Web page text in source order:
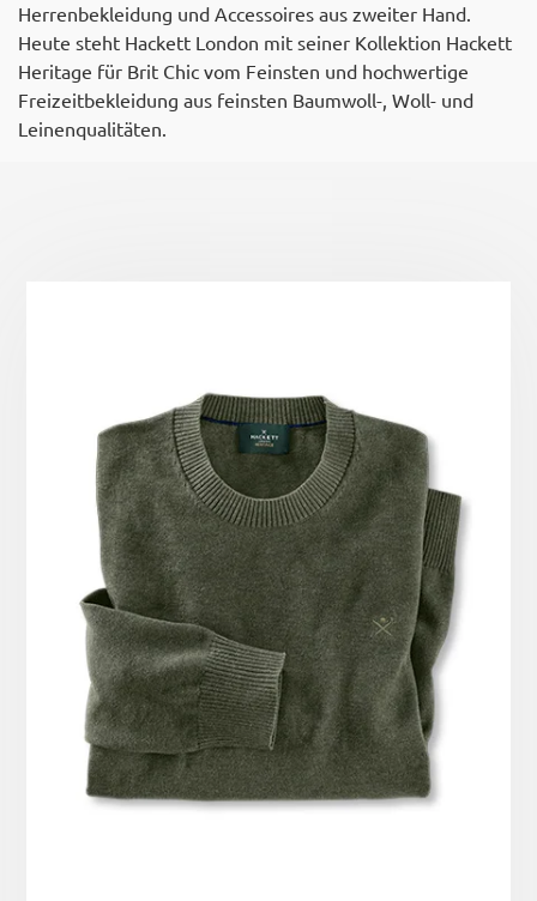
Herrenbekleidung und Accessoires aus zweiter Hand.
Heute steht Hackett London mit seiner Kollektion Hackett
Heritage für Brit Chic vom Feinsten und hochwertige
Freizeitbekleidung aus feinsten Baumwoll-, Woll- und
Leinenqualitäten.